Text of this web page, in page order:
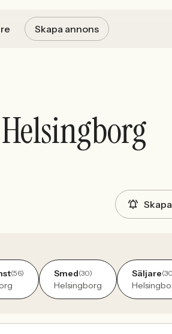
Skapa annons
(56) Smed(30)
Helsingborg
Säljare